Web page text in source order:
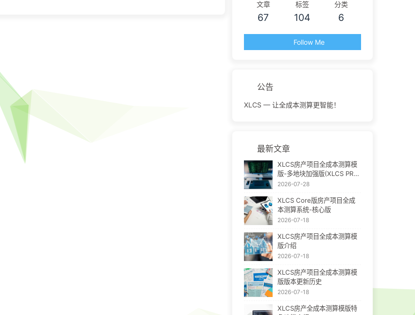
文章
67
标签
104
分类
6
Follow Me
公告
XLCS — 让全成本测算更智能！
最新文章
XLCS房产项目全成本测算模
版-多地块加强版(XLCS PRO
V3)
2026-07-28
XLCS Core版房产项目全成
本测算系统-核心版
2026-07-18
XLCS房产项目全成本测算模
版介绍
2026-07-18
XLCS房产项目全成本测算模
版版本更新历史
2026-07-18
XLCS房产全成本测算模版特